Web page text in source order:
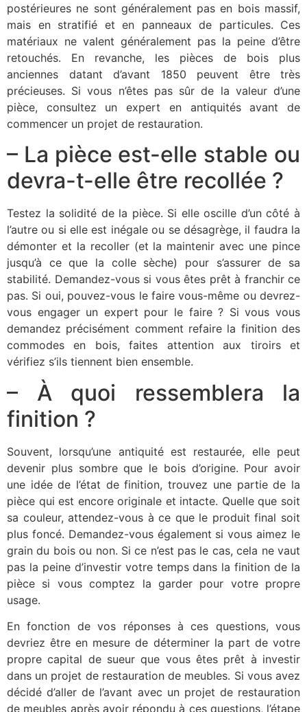
postérieures ne sont généralement pas en bois massif,
mais en stratifié et en panneaux de particules. Ces
matériaux ne valent généralement pas la peine d’être
retouchés. En revanche, les pièces de bois plus
anciennes datant d’avant 1850 peuvent être très
précieuses. Si vous n’êtes pas sûr de la valeur d’une
pièce, consultez un expert en antiquités avant de
commencer un projet de restauration.
– La pièce est-elle stable ou
devra-t-elle être recollée ?
Testez la solidité de la pièce. Si elle oscille d’un côté à
l’autre ou si elle est inégale ou se désagrège, il faudra la
démonter et la recoller (et la maintenir avec une pince
jusqu’à ce que la colle sèche) pour s’assurer de sa
stabilité. Demandez-vous si vous êtes prêt à franchir ce
pas. Si oui, pouvez-vous le faire vous-même ou devrez-
vous engager un expert pour le faire ? Si vous vous
demandez précisément comment refaire la finition des
commodes en bois, faites attention aux tiroirs et
vérifiez s’ils tiennent bien ensemble.
– À quoi ressemblera la
finition ?
Souvent, lorsqu’une antiquité est restaurée, elle peut
devenir plus sombre que le bois d’origine. Pour avoir
une idée de l’état de finition, trouvez une partie de la
pièce qui est encore originale et intacte. Quelle que soit
sa couleur, attendez-vous à ce que le produit final soit
plus foncé. Demandez-vous également si vous aimez le
grain du bois ou non. Si ce n’est pas le cas, cela ne vaut
pas la peine d’investir votre temps dans la finition de la
pièce si vous comptez la garder pour votre propre
usage.
En fonction de vos réponses à ces questions, vous
devriez être en mesure de déterminer la part de votre
propre capital de sueur que vous êtes prêt à investir
dans un projet de restauration de meubles. Si vous avez
décidé d’aller de l’avant avec un projet de restauration
de meubles après avoir répondu à ces questions, l’étape